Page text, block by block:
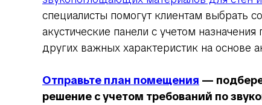
специалисты помогут клиентам выбрать
акустические панели с учетом
других важных характеристик на основе
Отправьте план помещения —
решение с учетом требований по